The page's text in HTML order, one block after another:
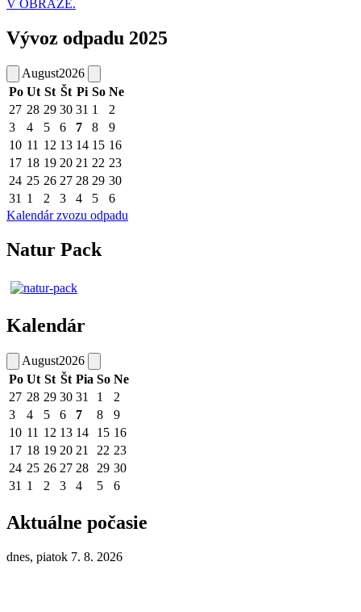
V OBRAZE.
Vývoz odpadu 2025
August2026
Po Ut St Št Pi So Ne
27 28 29 30 31 1
2
3
4 5 6 7 8
9
10 11 12 13 14 15 16
17 18 19 20 21 22 23
24 25 26 27 28 29 30
31 1 2 3 4 5
6
Kalendár zvozu odpadu
Natur Pack
Kalendár
August2026
Po Ut St Št Pia So Ne
27 28 29 30 31 1
2
3
4 5 6 7 8
9
10 11 12 13 14 15 16
17 18 19 20 21 22 23
24 25 26 27 28 29 30
31 1 2 3 4 5 6
Aktuálne počasie
dnes, piatok 7. 8. 2026